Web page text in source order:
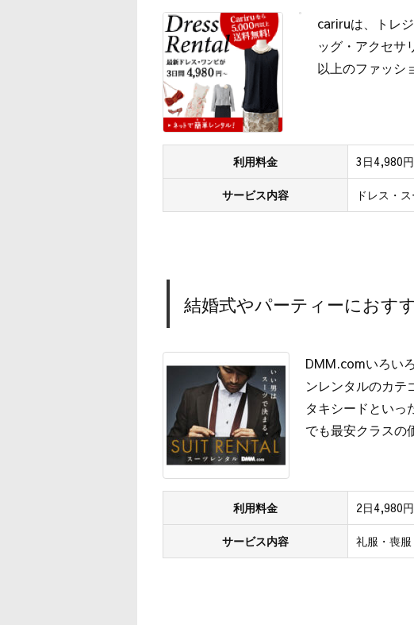
cariruは、トレ
ッグ・アクセサ
以上のファッシ
利用料金 3日4,980
サービス内容 ドレス・
結婚式やパーティーにおす
DMM.comいろい
ンレンタルのカテ
タキシードといっ
でも最安クラスの
利用料金 2日4,980
サービス内容 礼服・喪